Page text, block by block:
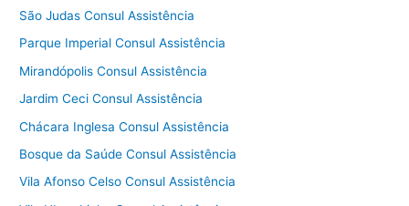
São Judas Consul Assistência
Parque Imperial Consul Assistência
Mirandópolis Consul Assistência
Jardim Ceci Consul Assistência
Chácara Inglesa Consul Assistência
Bosque da Saúde Consul Assistência
Vila Afonso Celso Consul Assistência